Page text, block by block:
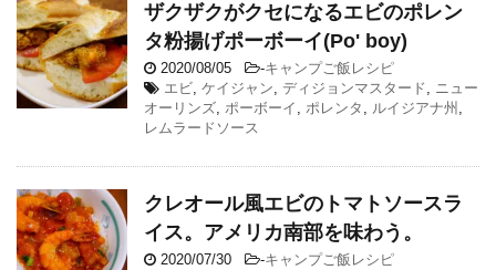
ザクザクがクセになるエビのポレン
タ粉揚げポーボーイ(Po' boy)
2020/08/05 -キャンプご飯レシピ
エビ, ケイジャン, ディジョンマスタード, ニュー
オーリンズ, ポーボーイ , ポレンタ , ルイジアナ州 ,
レムラードソース
クレオール風エビのトマトソースラ
イス。アメリカ南部を味わう。
2020/07/30 -キャンプご飯レシピ